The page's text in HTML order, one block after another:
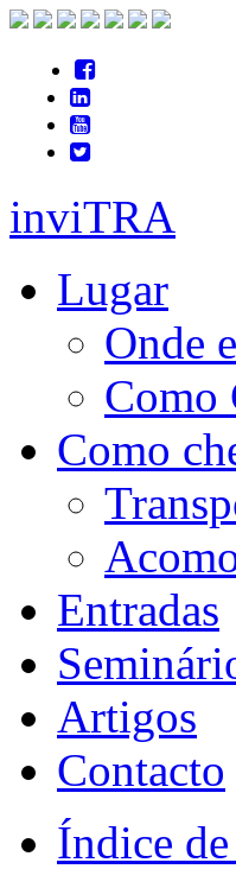
inviTRA
Lugar
Onde
Como
Como
Entradas
Artigos
Contacto
Índice